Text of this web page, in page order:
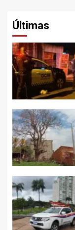
Últimas